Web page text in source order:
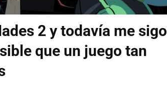
2 y todavía me sigo
que un juego tan